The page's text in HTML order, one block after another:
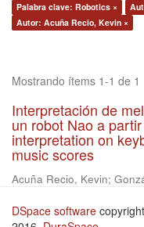
Palabra clave: Robotics ×
Autor: Acuña Recio, Kevin ×
Mostrando ítems 1-1 de 1
Interpretación de
un robot Nao a
interpretation on
music scores
Acuña Recio, Kevin;
DSpace software